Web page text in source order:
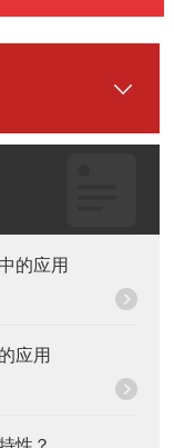
的应用
应用